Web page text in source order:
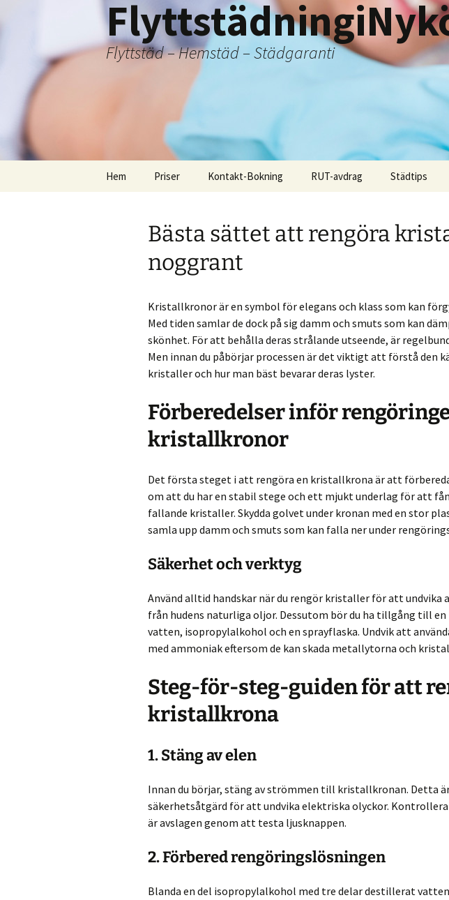
Flyttstäd – Hemstäd – Städgaranti
Hem Priser Kontakt-Bokning RUT-avdrag Städtips
Bästa sättet att rengöra
noggrant
Kristallkronor är en symbol för elegans och klass som kan
Med tiden samlar de dock på sig damm och smuts som kan
skönhet. För att behålla deras strålande utseende, är
Men innan du påbörjar processen är det viktigt att förstå den
kristaller och hur man bäst bevarar deras lyster.
Förberedelser inför
kristallkronor
Det första steget i att rengöra en kristallkrona är att
om att du har en stabil stege och ett mjukt underlag för att
fallande kristaller. Skydda golvet under kronan med en stor
samla upp damm och smuts som kan falla ner under
Säkerhet och verktyg
Använd alltid handskar när du rengör kristaller för att
från hudens naturliga oljor. Dessutom bör du ha tillgång till
vatten, isopropylalkohol och en sprayflaska. Undvik att
med ammoniak eftersom de kan skada metallytorna och
Steg-för-steg-guiden för att
kristallkrona
1. Stäng av elen
Innan du börjar, stäng av strömmen till kristallkronan. Detta
säkerhetsåtgärd för att undvika elektriska olyckor.
är avslagen genom att testa ljusknappen.
2. Förbered rengöringslösningen
Blanda en del isopropylalkohol med tre delar destillerat vatten